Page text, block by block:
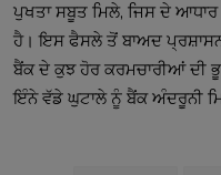
ਪੁਖਤਾ ਸਬੂਤ ਮਿਲੇ, ਜਿਸ ਦੇ
ਹੈ। ਇਸ ਫੈਸਲੇ ਤੋਂ ਬਾਅਦ
ਬੈਂਕ ਦੇ ਕੁਝ ਹੋਰ ਕਰਮਚਾਰੀਆਂ ਦੀ
ਇੰਨੇ ਵੱਡੇ ਘੁਟਾਲੇ ਨੂੰ ਬੈਂਕ ਅੰਦਰੂਨੀ